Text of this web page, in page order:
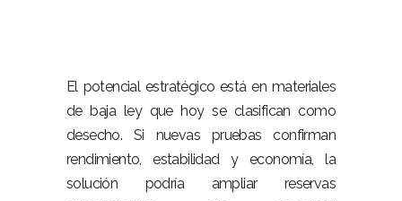
El potencial estratégico está en materiales
de baja ley que hoy se clasifican como
desecho. Si nuevas pruebas confirman
rendimiento, estabilidad y economía, la
solución podría ampliar reservas